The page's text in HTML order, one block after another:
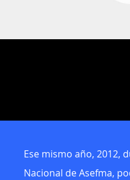
Ese mismo año, 2012,
Nacional de Asefma,